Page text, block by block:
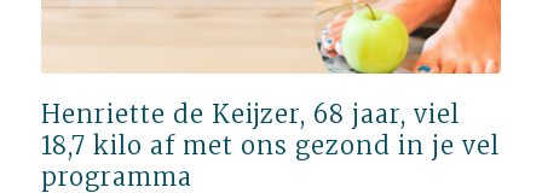
Henriette de Keijzer, 68 jaar, viel
18,7 kilo af met ons gezond in je vel
programma